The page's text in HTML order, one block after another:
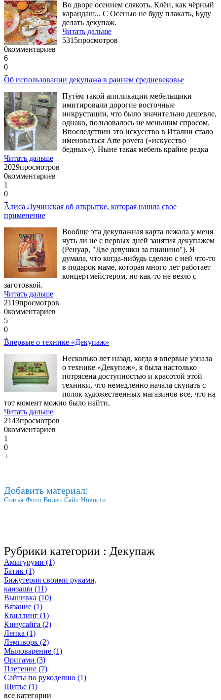
Во дворе осеннем слякоть, Клён, как чёрный
карандаш... С Осенью не буду плакать, Буду
делать декупаж.
Читать дальше
5315просмотров
0комментариев
6
0
+
Об использовании декупажа в раннем средневековье
Путём такой аппликации мебельщики
имитировали дорогие восточные
инкрустации, что было значительно дешевле,
однако, пользовалось не меньшим спросом.
Впоследствии это искусство в Италии стало
именоваться Arte povera («искусство
бедных»). Ныне такая мебель крайне редка
Читать дальше
2029просмотров
0комментариев
1
0
+
Алиса Лучинская об открытке, которая нашла свое
применение
Вообще эта декупажная карта лежала у меня
чуть ли не с первых дней занятия декупажем
(Ренуар, "Две девушки за пианино"). Я
думала, что когда-нибудь сделаю с ней что-то
в подарок маме, которая много лет работает
концертмейстером, но как-то не везло с
заготовкой.
Читать дальше
2119просмотров
0комментариев
5
0
+
Впервые о технике «Декупаж»
Несколько лет назад, когда я впервые узнала
о технике «Декупаж», я была настолько
потрясена доступностью и красотой этой
техники, что немедленно начала скупать с
полок художественных магазинов все, что на
тот момент можно было найти.
Читать дальше
2143просмотров
0комментариев
1
0
+
Добавить материал:
Статья Фото Видео Сайт Новости
Рубрики категории : Декупаж
Амигуруми (1)
Батик (1)
Бижутерия своими руками,
канзаши (11)
Вышивка (10)
Вязание (1)
Квиллинг (1)
Кинусайга (2)
Лепка (1)
Лэмпворк (2)
Мыловарение (1)
Оригами (3)
Плетение (7)
Сайты по рукоделию (1)
Шитье (1)
все категории